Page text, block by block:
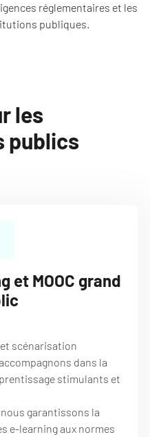
réglementaires et les
publiques.
les
publics
et MOOC grand
scénarisation
dans la
stimulants et
garantissons la
e-learning aux normes